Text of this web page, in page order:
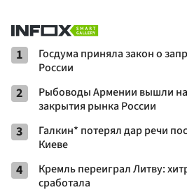
1
Госдума приняла закон о
России
2
Рыбоводы Армении вышли на
закрытия рынка России
3
Галкин* потерял дар речи
Киеве
4
Кремль переиграл Литву:
сработала